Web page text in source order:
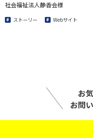
社会福祉法人静香会様
ストーリー Webサイト
お
お問